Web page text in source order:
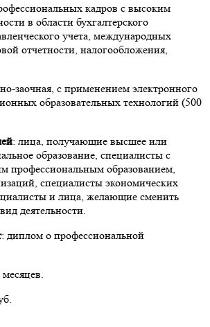
кадров с высоким
в области бухгалтерского
учета, международных
отчетности, налогообложения,
заочная, с применением электронного
образовательных технологий (500
: лица, получающие высшее или
образование, специалисты с
профессиональным образованием,
специалисты экономических
и лица, желающие сменить
деятельности.
: диплом о профессиональной
месяцев.